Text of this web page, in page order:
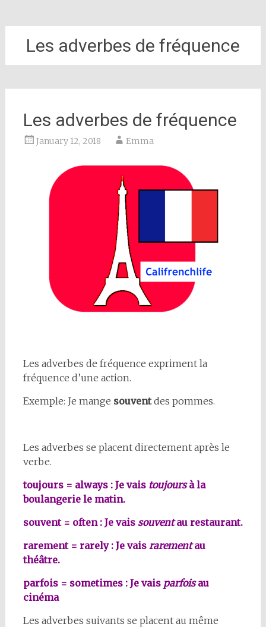
Les adverbes de fréquence
Les adverbes de fréquence
January 12, 2018 Emma
Les adverbes de fréquence expriment la
fréquence d’une action.
Exemple: Je mange souventdes pommes.
Les adverbes se placent directement après le
verbe.
toujours = always : Je vaistoujoursà la
boulangerie le matin.
souvent = often : Je vais souventau restaurant.
rarement = rarely : Je vais rarementau
théâtre.
parfois = sometimes : Je vais parfoisau
cinéma
Les adverbes suivants se placent au même